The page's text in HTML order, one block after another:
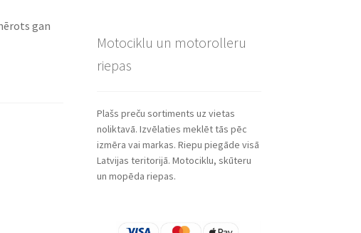
gan
Motociklu un motorolleru
riepas
Plašs preču sortiments uz vietas
noliktavā. Izvēlaties meklēt tās pēc
izmēra vai markas. Riepu piegāde visā
Latvijas teritorijā. Motociklu, skūteru
un mopēda riepas.